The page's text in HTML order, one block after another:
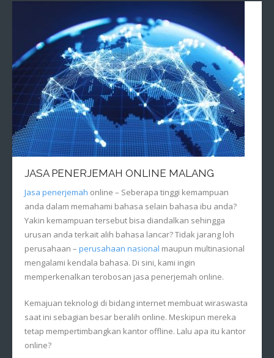
JASA PENERJEMAH ONLINE MALANG
Jasa penerjemah online – Seberapa tinggi kemampuan
anda dalam memahami bahasa selain bahasa ibu anda?
Yakin kemampuan tersebut bisa diandalkan sehingga
urusan anda terkait alih bahasa lancar? Tidak jarang loh
perusahaan – perusahaan nasional maupun multinasional
mengalami kendala bahasa. Di sini, kami ingin
memperkenalkan terobosan jasa penerjemah online.
Kemajuan teknologi di bidang internet membuat wiraswasta
saat ini sebagian besar beralih online. Meskipun mereka
tetap mempertimbangkan kantor offline. Lalu apa itu kantor
online?